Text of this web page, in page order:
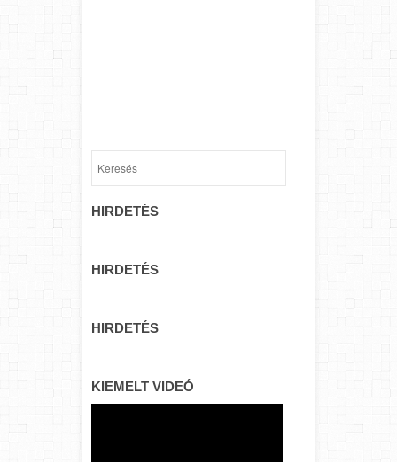
HIRDETÉS
HIRDETÉS
HIRDETÉS
KIEMELT VIDEÓ